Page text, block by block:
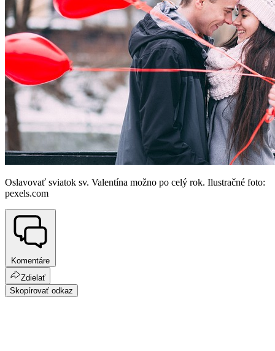
Oslavovať sviatok sv. Valentína možno po celý rok. Ilustračné foto:
pexels.com
Komentáre
Zdielať
Skopírovať odkaz